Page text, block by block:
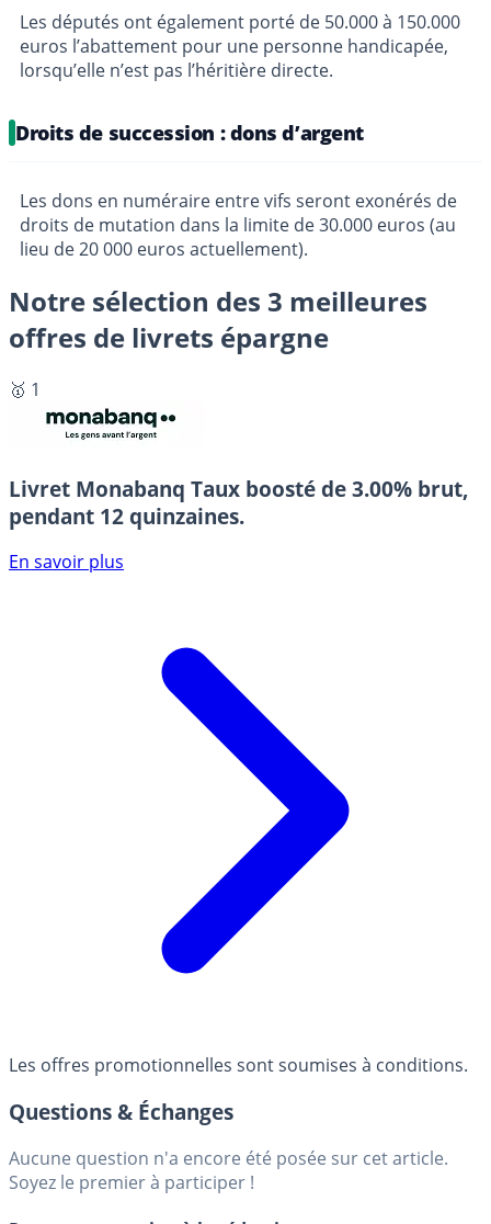
Les députés ont également porté de 50.000 à 150.000
euros l’abattement pour une personne handicapée,
lorsqu’elle n’est pas l’héritière directe.
Droits de succession : dons d’argent
Les dons en numéraire entre vifs seront exonérés de
droits de mutation dans la limite de 30.000 euros (au
lieu de 20 000 euros actuellement).
Notre sélection des 3 meilleures
offres de livrets épargne
🥇 1
Livret Monabanq Taux boosté de 3.00% brut,
pendant 12 quinzaines.
En savoir plus
Les offres promotionnelles sont soumises à conditions.
Questions & Échanges
Aucune question n'a encore été posée sur cet article.
Soyez le premier à participer !